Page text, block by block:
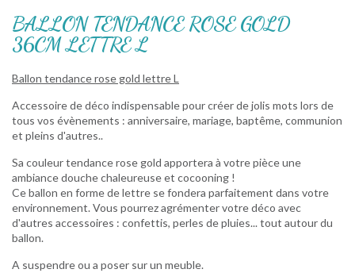
BALLON TENDANCE ROSE GOLD
36CM LETTRE L
Ballon tendance rose gold lettre L
Accessoire de déco indispensable pour créer de jolis mots lors de
tous vos évènements : anniversaire, mariage, baptême, communion
et pleins d'autres..
Sa couleur tendance rose gold apportera à votre pièce une
ambiance douche chaleureuse et cocooning !
Ce ballon en forme de lettre se fondera parfaitement dans votre
environnement. Vous pourrez agrémenter votre déco avec
d'autres accessoires : confettis, perles de pluies... tout autour du
ballon.
A suspendre ou a poser sur un meuble.